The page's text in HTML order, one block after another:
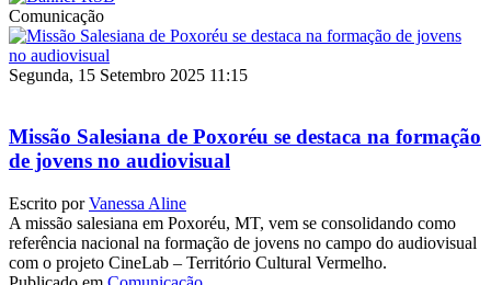
Comunicação
Segunda, 15 Setembro 2025 11:15
Missão Salesiana de Poxoréu se destaca na formação
de jovens no audiovisual
Escrito porVanessa Aline
A missão salesiana em Poxoréu, MT, vem se consolidando como
referência nacional na formação de jovens no campo do audiovisual
com o projeto CineLab – Território Cultural Vermelho.